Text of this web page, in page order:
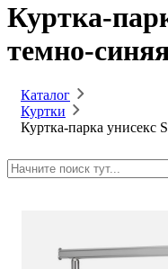
Куртка-
темно-
Каталог
Куртки
Куртка-парка унисекс